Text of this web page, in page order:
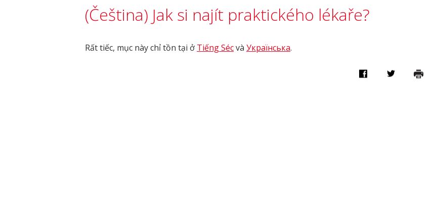
(Čeština) Jak si najít praktického lékaře?
Rất tiếc, mục này chỉ tồn tại ở Tiếng Sécvà Українська.